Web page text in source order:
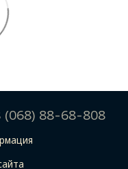
(068) 88-68-808